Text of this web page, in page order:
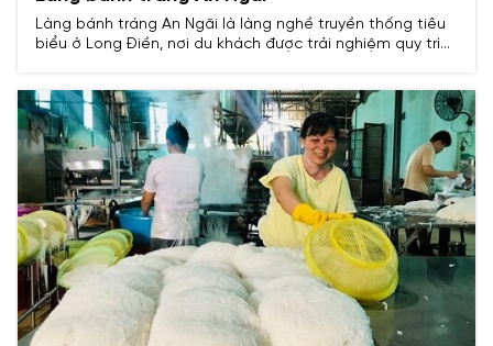
Làng bánh tráng An Ngãi là làng nghề truyền thống tiêu
biểu ở Long Điền, nơi du khách được trải nghiệm quy trình